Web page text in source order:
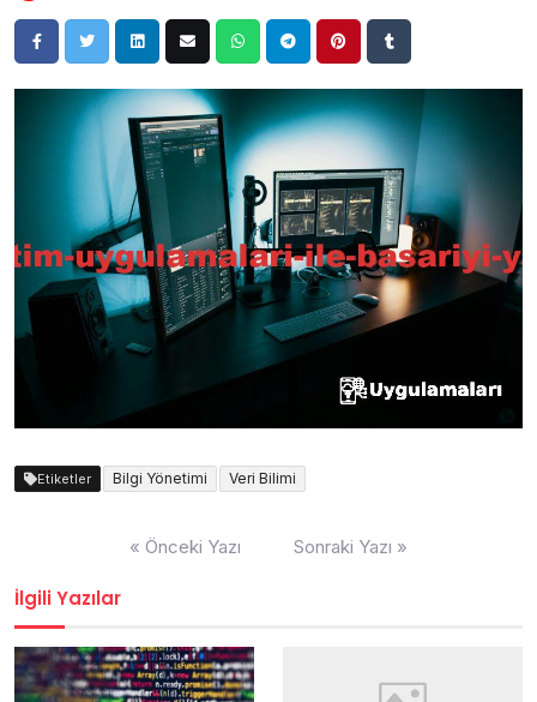
Etiketler Bilgi Yönetimi Veri Bilimi
« Önceki Yazı Sonraki Yazı »
İlgili Yazılar